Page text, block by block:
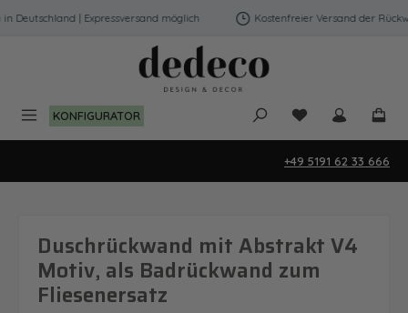
Zum Hauptinhalt springen
| Expressversand möglich Kostenfreier Versand der
KONFIGURATOR Du hast 0
+49 5191 62 33 666
Duschrückwand mit Abstrakt V4
Motiv, als Badrückwand zum
Fliesenersatz